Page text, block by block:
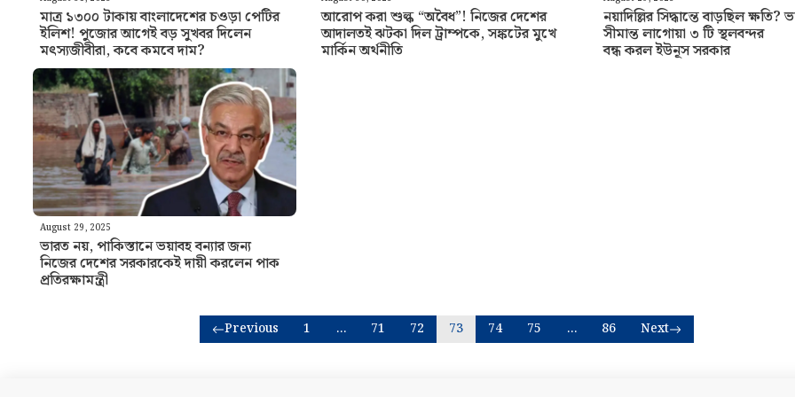
মাত্র ১৩০০ টাকায় বাংলাদেশের চওড়া পেটির
ইলিশ! পুজোর আগেই বড় সুখবর দিলেন
মৎস্যজীবীরা, কবে কমবে দাম?
আরোপ করা শুল্ক “অবৈধ”! নিজের দেশের
আদালতই ঝটকা দিল ট্রাম্পকে, সঙ্কটের মুখে
মার্কিন অর্থনীতি
নয়াদিল্লির সিদ্ধান্তে বাড়ছিল ক্ষতি?
সীমান্ত লাগোয়া ৩ টি স্থলবন্দর
বন্ধ করল ইউনূস সরকার
August 29, 2025
ভারত নয়, পাকিস্তানে ভয়াবহ বন্যার জন্য
নিজের দেশের সরকারকেই দায়ী করলেন পাক
প্রতিরক্ষামন্ত্রী
Previous 1 … 71 72 73 74 75 … 86 Next